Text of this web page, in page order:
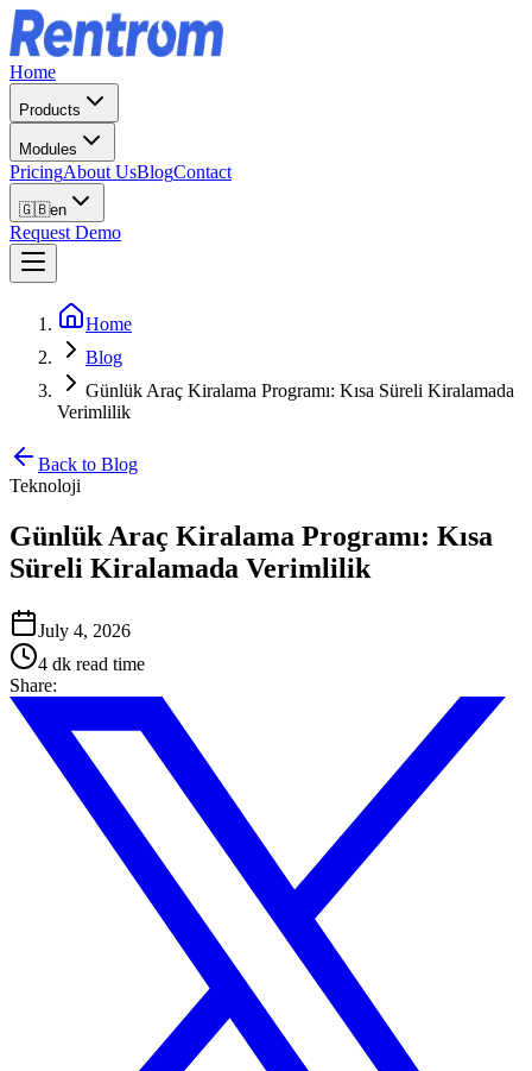
Home
Products
Modules
PricingAbout UsBlogContact
🇬🇧en
Request Demo
Home
Blog
Günlük Araç Kiralama Programı: Kısa Süreli Kiralamada
Verimlilik
Back to Blog
Teknoloji
Günlük Araç Kiralama Programı: Kısa
Süreli Kiralamada Verimlilik
July 4, 2026
4 dk read time
Share: